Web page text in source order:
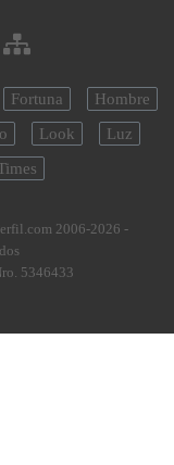
Fortuna
Hombre
Look
Luz
2006-2026 -
5346433